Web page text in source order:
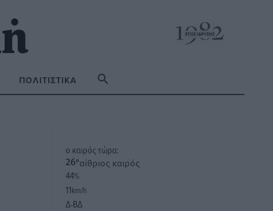
ΠΟΛΙΤΙΣΤΙΚΆ
o καιρός τώρα:
26°αίθριος καιρός
44%
11km/h
Δ-ΒΔ